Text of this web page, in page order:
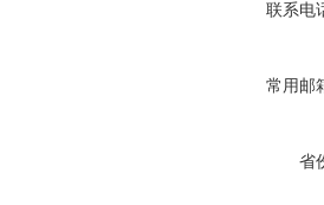
联系电
常用邮
省